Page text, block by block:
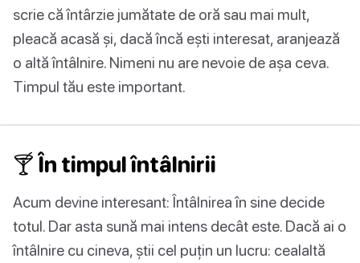
scrie că întârzie jumătate de oră sau mai mult,
pleacă acasă și, dacă încă ești interesat, aranjează
o altă întâlnire. Nimeni nu are nevoie de așa ceva.
Timpul tău este important.
🍸 În timpul întâlnirii
Acum devine interesant: Întâlnirea în sine decide
totul. Dar asta sună mai intens decât este. Dacă ai o
întâlnire cu cineva, știi cel puțin un lucru: cealaltă